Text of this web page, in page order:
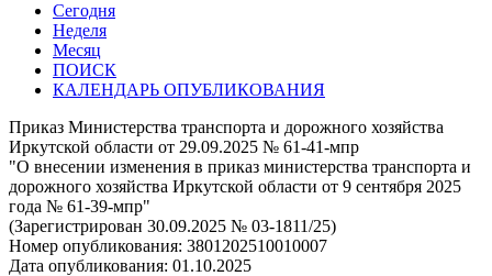
Сегодня
Неделя
Месяц
ПОИСК
КАЛЕНДАРЬ ОПУБЛИКОВАНИЯ
Приказ Министерства транспорта и дорожного хозяйства
Иркутской области от 29.09.2025 № 61-41-мпр
"О внесении изменения в приказ министерства транспорта и
дорожного хозяйства Иркутской области от 9 сентября 2025
года № 61-39-мпр"
(Зарегистрирован 30.09.2025 № 03-1811/25)
Номер опубликования: 3801202510010007
Дата опубликования: 01.10.2025